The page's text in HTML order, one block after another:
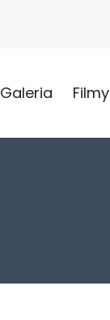
Galeria Filmy